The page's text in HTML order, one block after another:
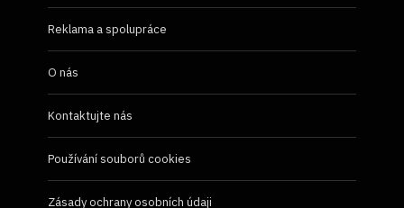
Reklama a spolupráce
O nás
Kontaktujte nás
Používání souborů cookies
Zásady ochrany osobních údaji